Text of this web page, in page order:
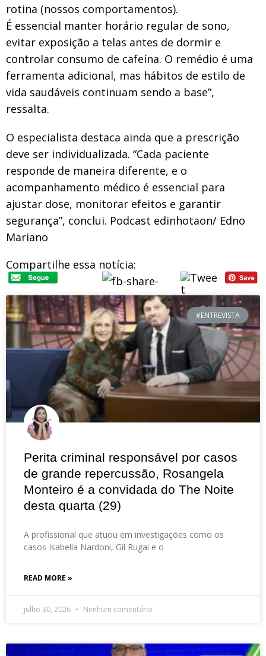
rotina (nossos comportamentos).
É essencial manter horário regular de sono,
evitar exposição a telas antes de dormir e
controlar consumo de cafeína. O remédio é uma
ferramenta adicional, mas hábitos de estilo de
vida saudáveis continuam sendo a base”,
ressalta.
O especialista destaca ainda que a prescrição
deve ser individualizada. “Cada paciente
responde de maneira diferente, e o
acompanhamento médico é essencial para
ajustar dose, monitorar efeitos e garantir
segurança”, conclui. Podcast edinhotaon/ Edno
Mariano
Compartilhe essa notícia:
#ENTREVISTA
Perita criminal responsável por casos
de grande repercussão, Rosangela
Monteiro é a convidada do The Noite
desta quarta (29)
A profissional que atuou em investigações como os
casos Isabella Nardoni, Gil Rugai e o
READ MORE »
julho 30, 2026 Nenhum comentário